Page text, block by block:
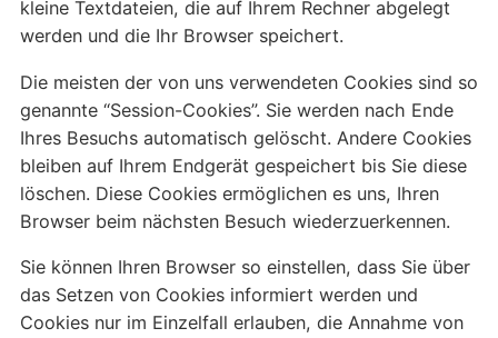
kleine Textdateien, die auf Ihrem Rechner abgelegt
werden und die Ihr Browser speichert.
Die meisten der von uns verwendeten Cookies sind so
genannte “Session-Cookies”. Sie werden nach Ende
Ihres Besuchs automatisch gelöscht. Andere Cookies
bleiben auf Ihrem Endgerät gespeichert bis Sie diese
löschen. Diese Cookies ermöglichen es uns, Ihren
Browser beim nächsten Besuch wiederzuerkennen.
Sie können Ihren Browser so einstellen, dass Sie über
das Setzen von Cookies informiert werden und
Cookies nur im Einzelfall erlauben, die Annahme von